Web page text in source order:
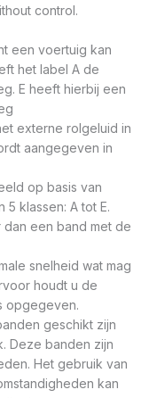
control.
een voertuig kan
het label A de
E heeft hierbij een
externe rolgeluid in
aangegeven in
op basis van
klassen: A tot E.
dan een band met de
snelheid wat mag
houdt u de
opgegeven.
geschikt zijn
Deze banden zijn
Het gebruik van
kan